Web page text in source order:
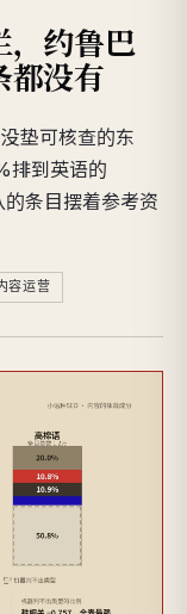
，约鲁巴
都没有
垫可核查的东
排到英语的
条目摆着参考资
容运营